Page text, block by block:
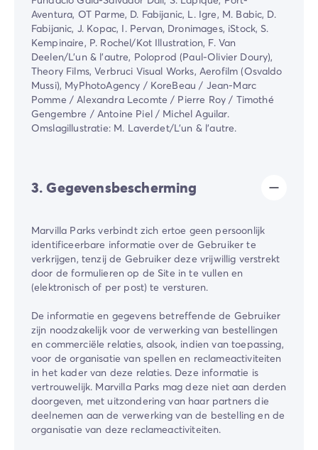
Aventura, OT Parme, D. Fabijanic, L. Igre, M. Babic, D.
Fabijanic, J. Kopac, I. Pervan, Dronimages, iStock, S.
Kempinaire, P. Rochel/Kot Illustration, F. Van
Deelen/L'un & l'autre, Poloprod (Paul-Olivier Doury),
Theory Films, Verbruci Visual Works, Aerofilm (Osvaldo
Mussi), MyPhotoAgency / KoreBeau / Jean-Marc
Pomme / Alexandra Lecomte / Pierre Roy / Timothé
Gengembre / Antoine Piel / Michel Aguilar.
Omslagillustratie: M. Laverdet/L'un & l'autre.
3. Gegevensbescherming
Marvilla Parks verbindt zich ertoe geen persoonlijk
identificeerbare informatie over de Gebruiker te
verkrijgen, tenzij de Gebruiker deze vrijwillig verstrekt
door de formulieren op de Site in te vullen en
(elektronisch of per post) te versturen.
De informatie en gegevens betreffende de Gebruiker
zijn noodzakelijk voor de verwerking van bestellingen
en commerciële relaties, alsook, indien van toepassing,
voor de organisatie van spellen en reclameactiviteiten
in het kader van deze relaties. Deze informatie is
vertrouwelijk. Marvilla Parks mag deze niet aan derden
doorgeven, met uitzondering van haar partners die
deelnemen aan de verwerking van de bestelling en de
organisatie van deze reclameactiviteiten.